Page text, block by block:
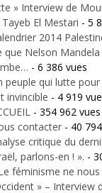
» Interview de
El Mestari - 5
2014
que Nelson
- 6 386 vues
peuple qui lutte
invincible - 4 919
- 354 962 vues
contacter - 40
critique du
parlons-en ! ». -
féminisme ne
» – Interview